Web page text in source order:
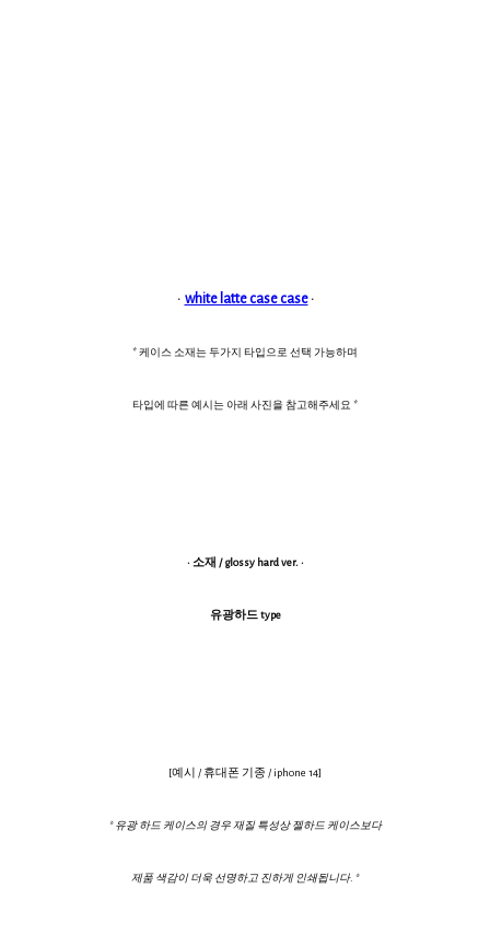
· white latte case case·
* 케이스 소재는 두가지 타입으로 선택 가능하며
타입에 따른 예시는 아래 사진을 참고해주세요 *
· 소재 / glossy hard ver. ·
유광하드 type
[예시 / 휴대폰 기종 / iphone 14]
* 유광 하드 케이스의 경우 재질 특성상 젤하드 케이스보다
제품 색감이 더욱 선명하고 진하게 인쇄됩니다. *